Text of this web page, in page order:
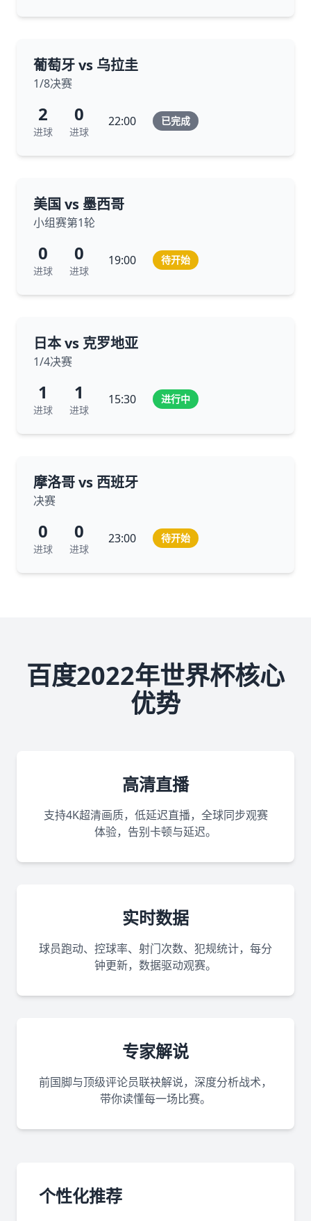
葡萄牙 vs 乌拉圭
1/8决赛
2
进球
0
进球
22:00 已完成
美国 vs 墨西哥
小组赛第1轮
0
进球
0
进球
19:00 待开始
日本 vs 克罗地亚
1/4决赛
1
进球
1
进球
15:30 进行中
摩洛哥 vs 西班牙
决赛
0
进球
0
进球
23:00 待开始
百度2022年世界杯核心
优势
高清直播
支持4K超清画质，低延迟直播，全球同步观赛
体验，告别卡顿与延迟。
实时数据
球员跑动、控球率、射门次数、犯规统计，每分
钟更新，数据驱动观赛。
专家解说
前国脚与顶级评论员联袂解说，深度分析战术，
带你读懂每一场比赛。
个性化推荐